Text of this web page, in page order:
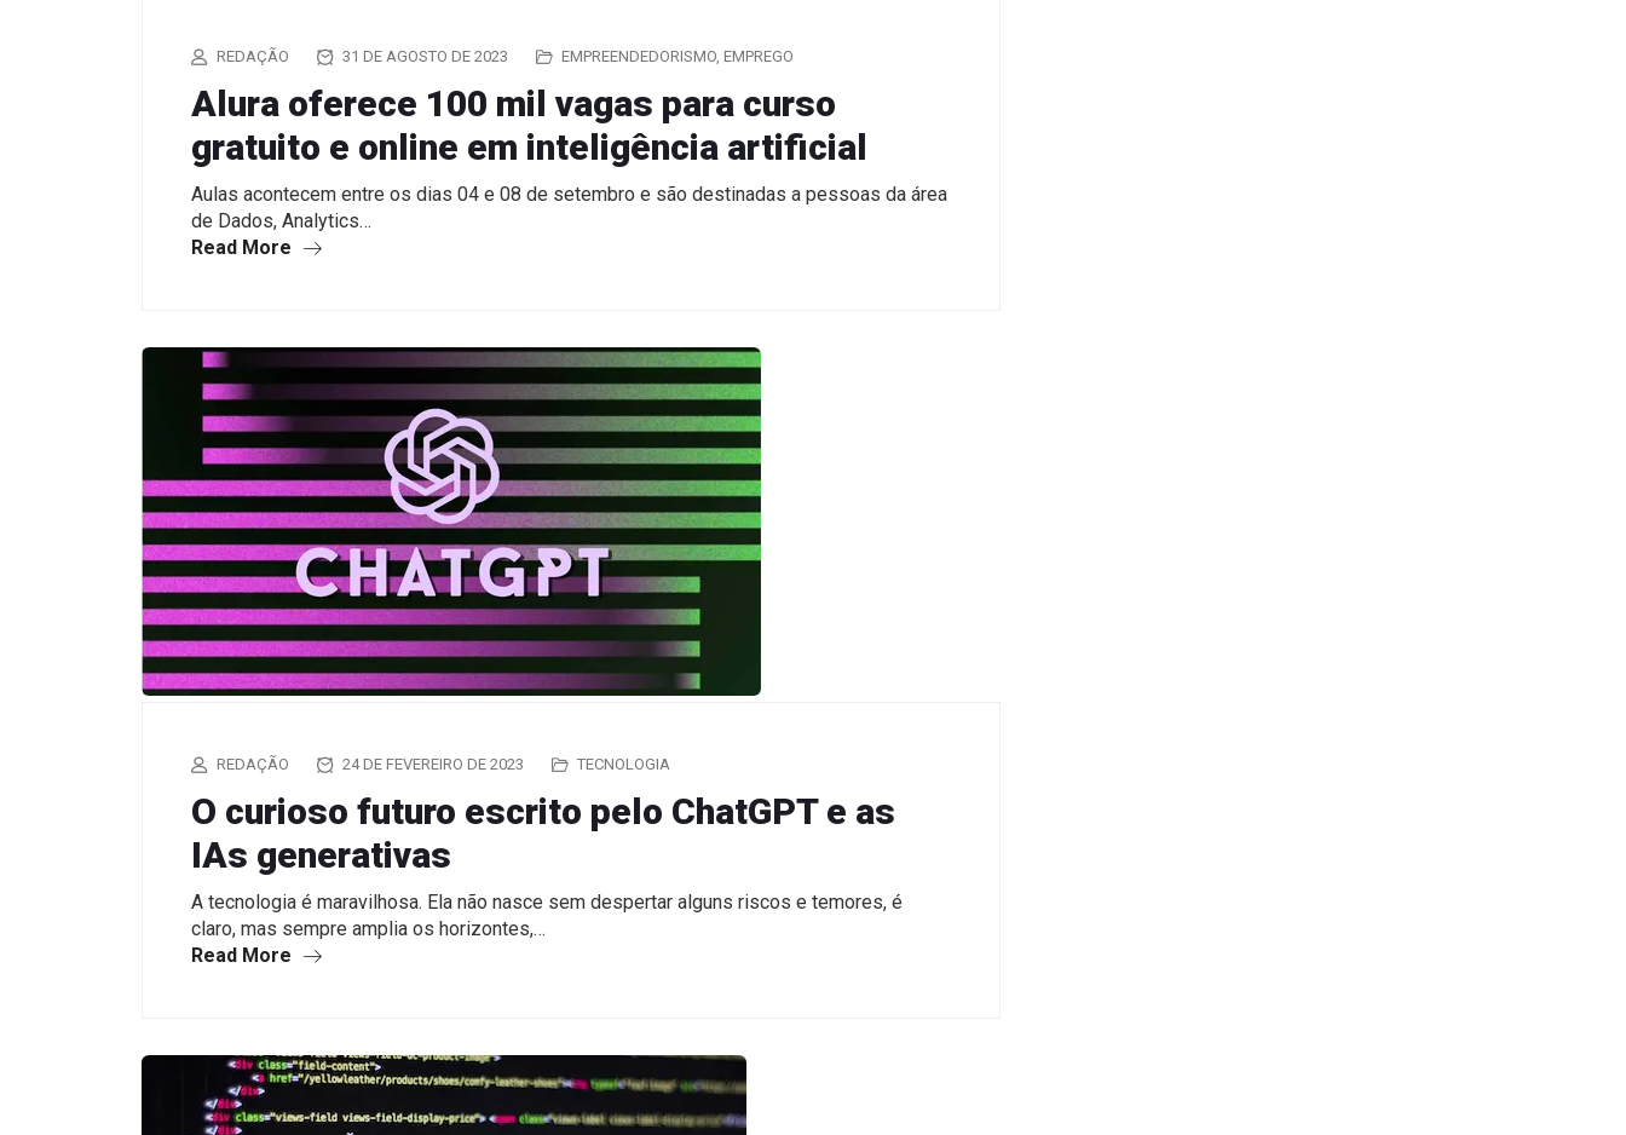
REDAÇÃO 31 DE AGOSTO DE 2023 EMPREENDEDORISMO EMPREGO
Alura oferece 100 mil vagas para curso
gratuito e online em inteligência artificial
Aulas acontecem entre os dias 04 e 08 de setembro e são destinadas a pessoas da área
de Dados, Analytics…
Read More
REDAÇÃO 24 DE FEVEREIRO DE 2023 TECNOLOGIA
O curioso futuro escrito pelo ChatGPT e as
IAs generativas
A tecnologia é maravilhosa. Ela não nasce sem despertar alguns riscos e temores, é
claro, mas sempre amplia os horizontes,…
Read More